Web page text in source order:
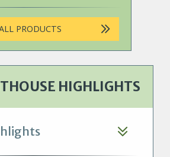
PRODUCTS
HIGHLIGHTS